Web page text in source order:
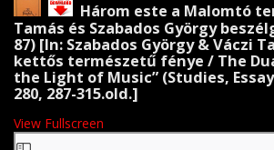
Három este a Malomtó
Tamás és Szabados György
87) [In: Szabados György & Váczi
kettős természetű fénye / The
the Light of Music” (Studies,
280, 287-315.old.]
View Fullscreen